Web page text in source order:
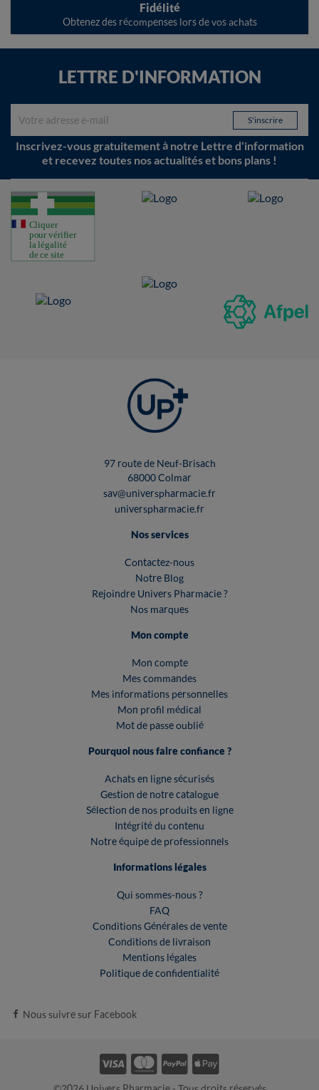
Fidélité
Obtenez des récompenses lors de vos achats
LETTRE D'INFORMATION
Inscrivez-vous gratuitement à notre Lettre d'information
et recevez toutes nos actualités et bons plans !
97 route de Neuf-Brisach
68000 Colmar
sav@universpharmacie.fr
universpharmacie.fr
Nos services
Contactez-nous
Notre Blog
Rejoindre Univers Pharmacie ?
Nos marques
Mon compte
Mon compte
Mes commandes
Mes informations personnelles
Mon profil médical
Mot de passe oublié
Pourquoi nous faire confiance ?
Achats en ligne sécurisés
Gestion de notre catalogue
Sélection de nos produits en ligne
Intégrité du contenu
Notre équipe de professionnels
Informations légales
Qui sommes-nous ?
FAQ
Conditions Générales de vente
Conditions de livraison
Mentions légales
Politique de confidentialité
Nous suivre sur Facebook